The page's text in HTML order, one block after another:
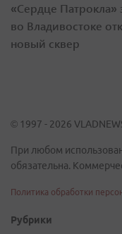
«Сердце Патрокла»
во Владивостоке
новый сквер
© 1997 - 2026
При любом
обязательна.
Политика обработки
Рубрики